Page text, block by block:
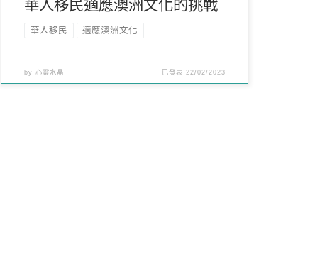
華人移民適應澳洲文化的挑戰
華人移民 適應澳洲文化
by心靈水晶 已發表 22/02/2023